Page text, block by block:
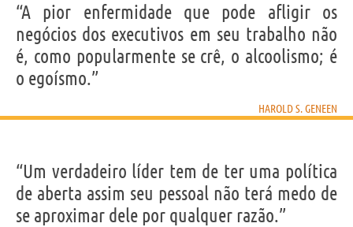
“A pior enfermidade que pode afligir os
negócios dos executivos em seu trabalho não
é, como popularmente se crê, o alcoolismo; é
o egoísmo.”
HAROLD S. GENEEN
“Um verdadeiro líder tem de ter uma política
de aberta assim seu pessoal não terá medo de
se aproximar dele por qualquer razão.”